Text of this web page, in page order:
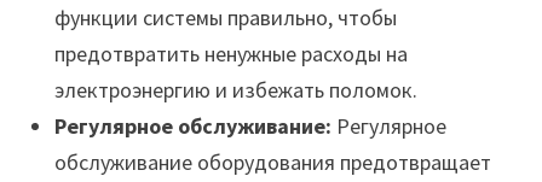
функции системы правильно, чтобы
предотвратить ненужные расходы на
электроэнергию и избежать поломок.
Регулярное обслуживание: Регулярное
обслуживание оборудования предотвращает